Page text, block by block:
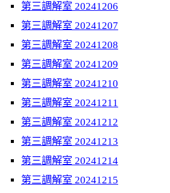
第三調解室 20241206
第三調解室 20241207
第三調解室 20241208
第三調解室 20241209
第三調解室 20241210
第三調解室 20241211
第三調解室 20241212
第三調解室 20241213
第三調解室 20241214
第三調解室 20241215